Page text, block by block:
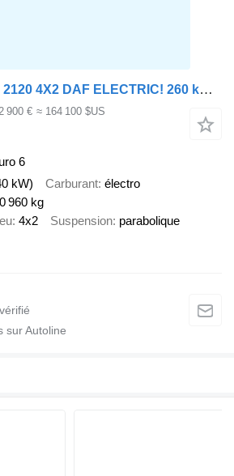
GINAF GE 2120 GE 2120 4X2 DAF ELECTRIC! 260 kWh AC/DC
900 € ≈ 164 100 $US
6
kW) Carburant électro
960 kg
4x2 Suspension parabolique
sur Autoline